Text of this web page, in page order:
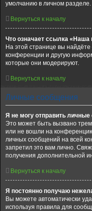
умолчанию в личном разделе.
Вернуться к началу
Что означает ссылка «Наша
На этой странице вы
конференции и другую
которые они модерируют.
Вернуться к началу
Личные сообщения
Я не могу отправить
Это может быть вызвано
или не вошли на
личных сообщений на всей
запретил это вам лично.
получения дополнительной
Вернуться к началу
Я постоянно получаю
Вы можете автоматически
используя правила для